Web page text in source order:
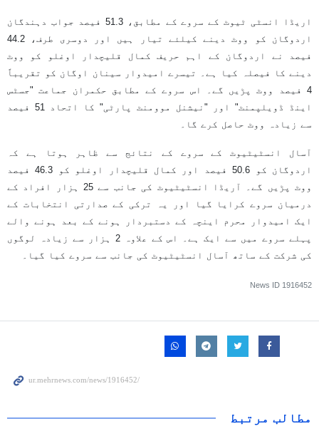
اریڈا انسٹی ٹیوٹ کے سروے کے مطابق، 51.3 فیصد جواب دہندگان
اردوگان کو ووٹ دینے کیلئے تیار ہیں اور دوسری طرف، 44.2
فیصد نے اردوگان کے اہم حریف کمال قلیچدار اوغلو کو ووٹ
دینے کا فیصلہ کیا ہے۔ تیسرے امیدوار سینان اوگان کو تقریباً
4 فیصد ووٹ پڑیں گے۔ اس سروے کے مطابق حکمران جماعت "جسٹس
اینڈ ڈویلپمنٹ" اور "نیشنل موومنٹ پارٹی" کا اتحاد 51 فیصد
سے زیادہ ووٹ حاصل کرے گا۔
آسال انسٹیٹیوٹ کے سروے کے نتائج سے ظاہر ہوتا ہے کہ
اردوگان کو 50.6 فیصد اور کمال قلیچدار اوغلو کو 46.3 فیصد
ووٹ پڑیں گے۔ آریڈا انسٹیٹیوٹ کی جانب سے 25 ہزار افراد کے
درمیان سروے کرایا گیا اور یہ ترکی کے صدارتی انتخابات کے
ایک امیدوار محرم اینچہ کے دستبردار ہونے کے بعد ہونے والے
پہلے سروے میں سے ایک ہے۔ اس کے علاوہ 2 ہزار سے زیادہ لوگوں
کی شرکت کے ساتھ آسال انسٹیٹیوٹ کی جانب سے سروے کیا گیا۔
News ID 1916452
مطالب مرتبط